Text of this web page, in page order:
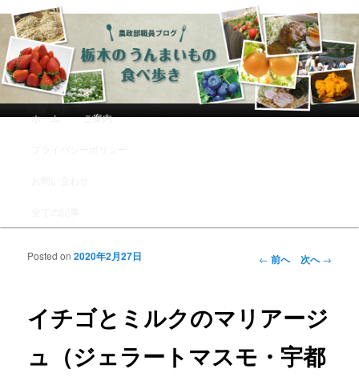
農政部職員ブログ「栃木のうんまい
もの食べ歩き」
メインコンテンツへ移動
サブコンテンツへ移動
ホーム ご案内
投稿ナビゲーシ
← 前へ 次へ→
イチゴとミルクのマリアージ
ュ（ジェラートマスモ・宇都
Posted on2020年2月27日